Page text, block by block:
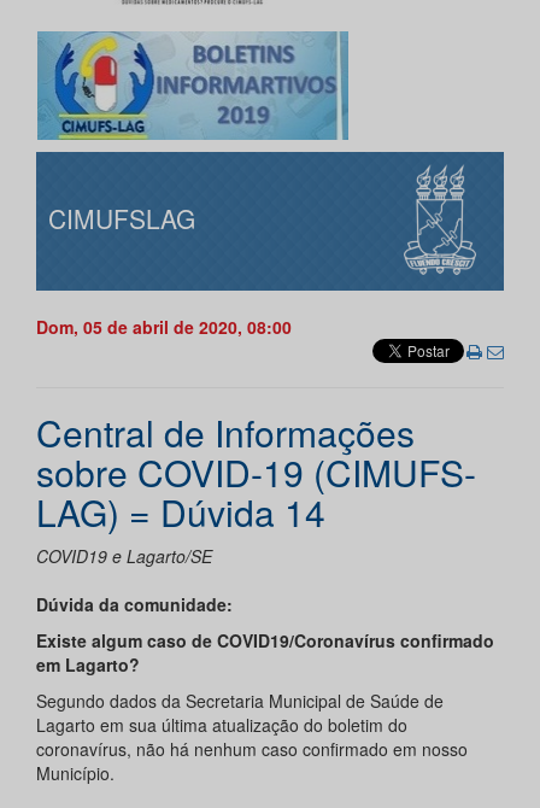
CIMUFSLAG
Dom, 05 de abril de 2020, 08:00
Central de Informações
sobre COVID-19 (CIMUFS-
LAG) = Dúvida 14
COVID19 e Lagarto/SE
Dúvida da comunidade:
Existe algum caso de COVID19/Coronavírus confirmado
em Lagarto?
Segundo dados da Secretaria Municipal de Saúde de
Lagarto em sua última atualização do boletim do
coronavírus, não há nenhum caso confirmado em nosso
Município.